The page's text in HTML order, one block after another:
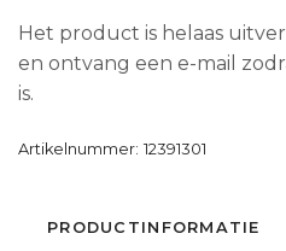
Het product is helaas
en ontvang een e-mail
is.
Artikelnummer: 12391301
PRODUCTINFORMATIE